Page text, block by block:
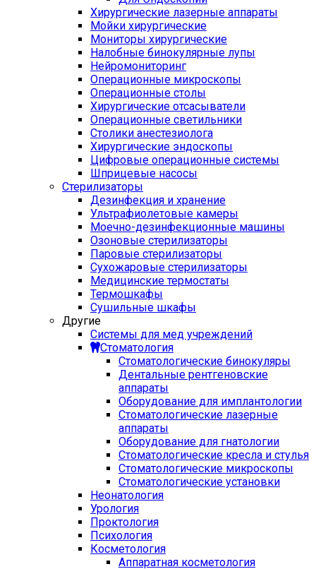
Хирургические лазерные аппараты
Мойки хирургические
Мониторы хирургические
Налобные бинокулярные лупы
Нейромониторинг
Операционные микроскопы
Операционные столы
Хирургические отсасыватели
Операционные светильники
Столики анестезиолога
Хирургические эндоскопы
Цифровые операционные системы
Шприцевые насосы
Стерилизаторы
Дезинфекция и хранение
Ультрафиолетовые камеры
Моечно-дезинфекционные машины
Озоновые стерилизаторы
Паровые стерилизаторы
Сухожаровые стерилизаторы
Медицинские термостаты
Термошкафы
Сушильные шкафы
Другие
Системы для мед учреждений
Стоматология
Стоматологические бинокуляры
Дентальные рентгеновские
аппараты
Оборудование для имплантологии
Стоматологические лазерные
аппараты
Оборудование для гнатологии
Стоматологические кресла и стулья
Стоматологические микроскопы
Стоматологические установки
Неонатология
Урология
Проктология
Психология
Косметология
Аппаратная косметология